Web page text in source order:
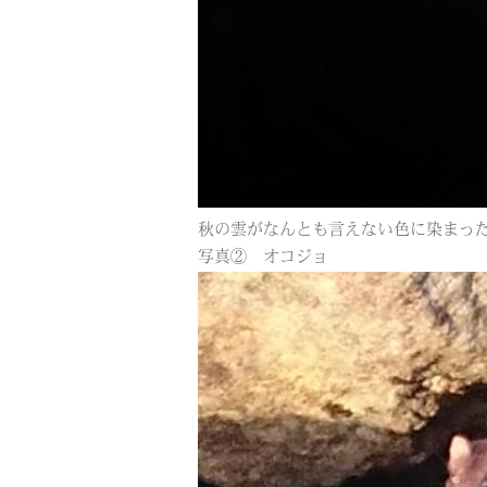
秋の雲がなんとも言えない色に染まっ
写真② オコジョ